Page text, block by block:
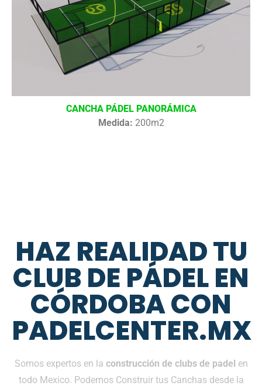
CANCHA PÁDEL PANORÁMICA
Medida: 200m2
HAZ REALIDAD TU
CLUB DE PÁDEL EN
CÓRDOBA CON
PADELCENTER.MX
Somos expertos en la construcción de clubs de padel en
todo Mexico. Podemos Construir tus Canchas desde la